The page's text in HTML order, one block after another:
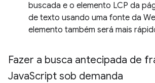
buscada e o elemento LCP da
de texto usando uma fonte da
elemento também será mais
Fazer a busca antecipada de
JavaScript sob demanda